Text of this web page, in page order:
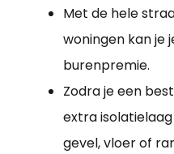
Met de hele
woningen kan je
burenpremie.
Zodra je een
extra
gevel, vloer of